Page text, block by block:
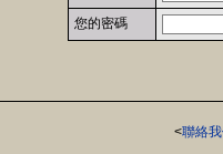
您的密碼
<聯絡